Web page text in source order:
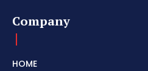
Company
HOME